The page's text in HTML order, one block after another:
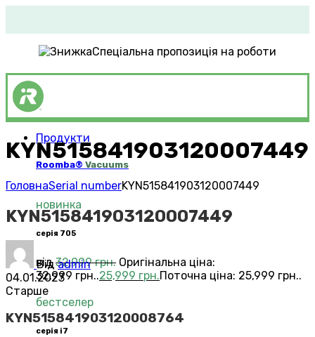
Спеціальна пропозиція на роботи
Продукти
Roomba® Vacuums
новинка
серія 705
від32,999грн. Оригінальна ціна:
32,999 грн..25,999 грн.Поточна ціна: 25,999 грн..
бестселер
серія i7
KYN515841903120007449
ГоловнаSerial numberKYN515841903120007449
KYN515841903120007449
Відadmin
04.01.2023
Старше
KYN515841903120008764